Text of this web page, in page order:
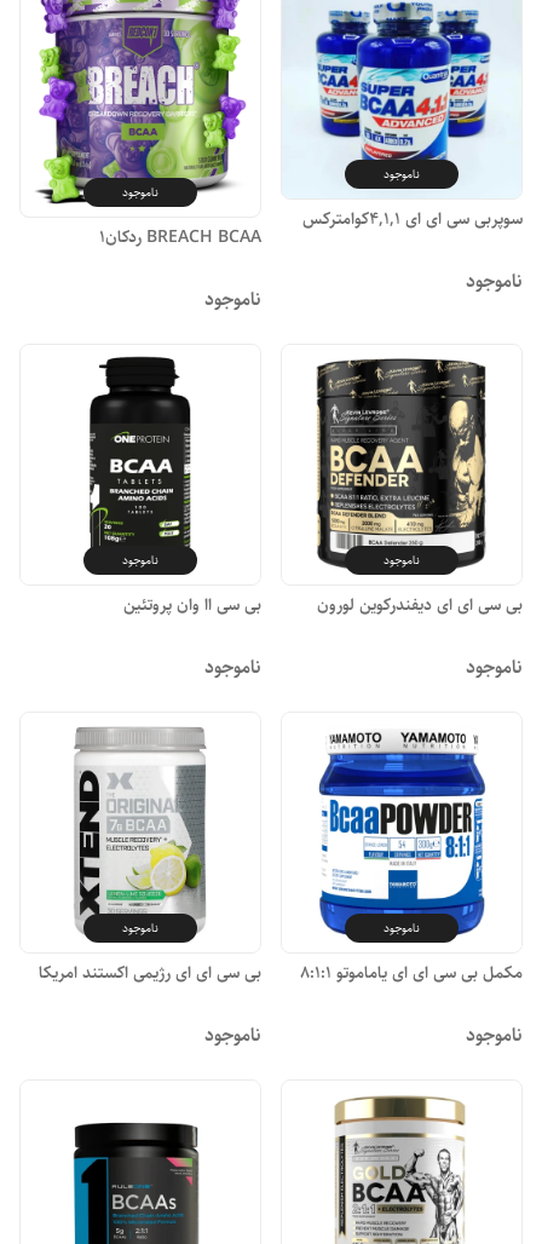
ناموجود
سوپربی سی ای ای 4,1,1کوامترکس
ناموجود
ناموجود
BREACH BCAA ردکان1
ناموجود
ناموجود
بی سی ای ای دیفندرکوین لورون
ناموجود
ناموجود
بی سی اا وان پروتئین
ناموجود
ناموجود
مکمل بی سی ای ای یاماموتو 8:1:1
ناموجود
ناموجود
بی سی ای ای رژیمی اکستند امریکا
ناموجود